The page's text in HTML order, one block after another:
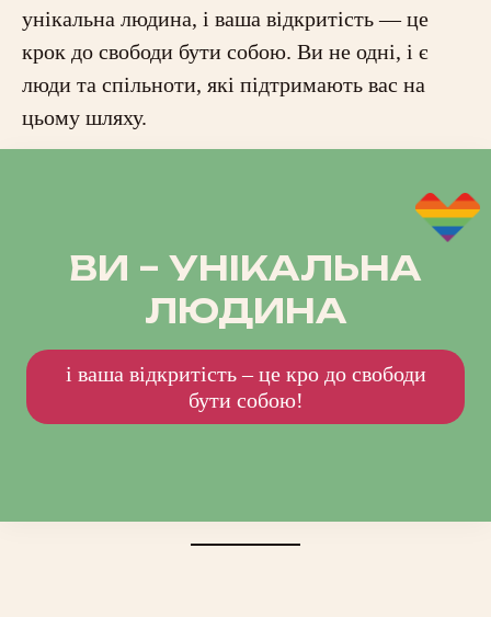
унікальна людина, і ваша відкритість — це
крок до свободи бути собою. Ви не одні, і є
люди та спільноти, які підтримають вас на
цьому шляху.
ВИ – УНІКАЛЬНА
ЛЮДИНА
і ваша відкритість – це кро до свободи
бути собою!